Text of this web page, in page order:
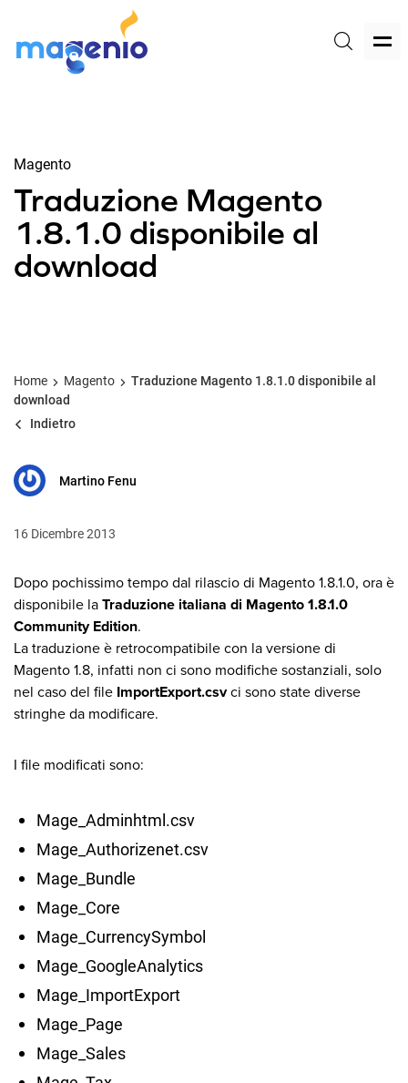
Magento
Traduzione Magento
1.8.1.0 disponibile al
download
Home Magento
Traduzione Magento 1.8.1.0 disponibile al
download
Indietro
Martino Fenu
16 Dicembre 2013
Dopo pochissimo tempo dal rilascio di Magento 1.8.1.0, ora è
disponibile la Traduzione italiana di Magento 1.8.1.0
Community Edition.
La traduzione è retrocompatibile con la versione di
Magento 1.8, infatti non ci sono modifiche sostanziali, solo
nel caso del file ImportExport.csvci sono state diverse
stringhe da modificare.
I file modificati sono:
Mage_Adminhtml.csv
Mage_Authorizenet.csv
Mage_Bundle
Mage_Core
Mage_CurrencySymbol
Mage_GoogleAnalytics
Mage_ImportExport
Mage_Page
Mage_Sales